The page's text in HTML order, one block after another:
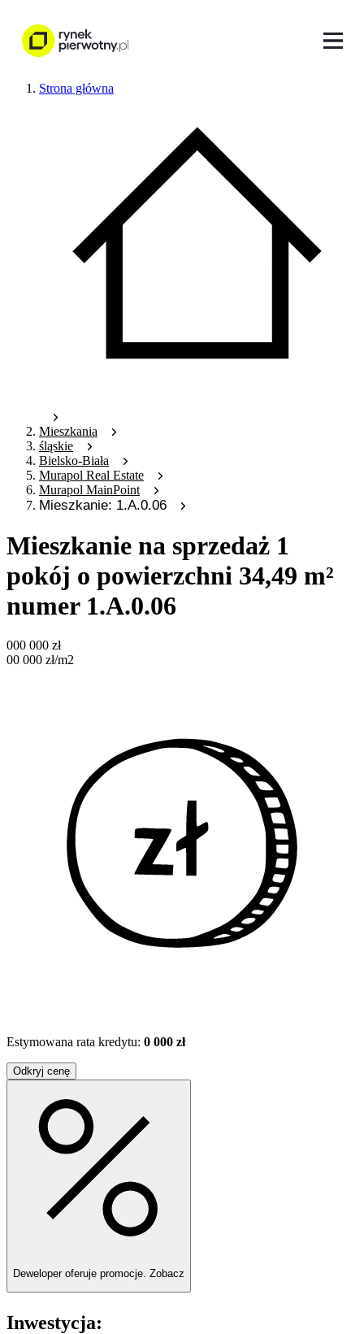
Strona główna
Mieszkania
śląskie
Bielsko-Biała
Murapol Real Estate
Murapol MainPoint
Mieszkanie: 1.A.0.06
Mieszkanie na sprzedaż 1
pokój o powierzchni 34,49 m²
numer 1.A.0.06
000 000 zł
00 000 zł/m2
Estymowana rata kredytu: 0 000 zł
Odkryj cenę
Deweloper oferuje promocje. Zobacz
Inwestycja: